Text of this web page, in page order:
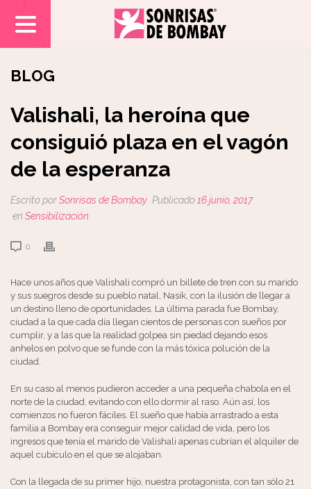
BLOG
Valishali, la heroína que
consiguió plaza en el vagón
de la esperanza
Escrito porSonrisas de Bombay Publicado 16 junio, 2017
en Sensibilización
0
Hace unos años que Valishali compró un billete de tren con su marido
y sus suegros desde su pueblo natal, Nasik, con la ilusión de llegar a
un destino lleno de oportunidades. La última parada fue Bombay,
ciudad a la que cada día llegan cientos de personas con sueños por
cumplir, y a las que la realidad golpea sin piedad dejando esos
anhelos en polvo que se funde con la más tóxica polución de la
ciudad.
En su caso al menos pudieron acceder a una pequeña chabola en el
norte de la ciudad, evitando con ello dormir al raso. Aún así, los
comienzos no fueron fáciles. El sueño que había arrastrado a esta
familia a Bombay era conseguir mejor calidad de vida, pero los
ingresos que tenía el marido de Valishali apenas cubrían el alquiler de
aquel cubículo en el que se alojaban.
Con la llegada de su primer hijo, nuestra protagonista, con tan sólo 21